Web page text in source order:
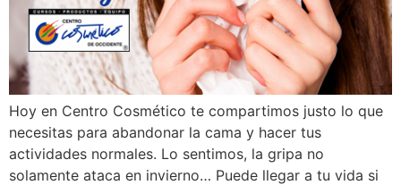
Hoy en Centro Cosmético te compartimos justo lo que
necesitas para abandonar la cama y hacer tus
actividades normales. Lo sentimos, la gripa no
solamente ataca en invierno… Puede llegar a tu vida si